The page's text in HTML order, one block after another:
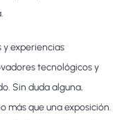
y experiencias
tecnológicos y
Sin duda alguna,
más que una exposición.